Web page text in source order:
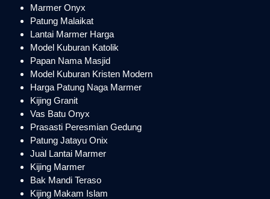
Marmer Onyx
Patung Malaikat
Lantai Marmer Harga
Model Kuburan Katolik
Papan Nama Masjid
Model Kuburan Kristen Modern
Harga Patung Naga Marmer
Kijing Granit
Vas Batu Onyx
Prasasti Peresmian Gedung
Patung Jatayu Onix
Jual Lantai Marmer
Kijing Marmer
Bak Mandi Teraso
Kijing Makam Islam